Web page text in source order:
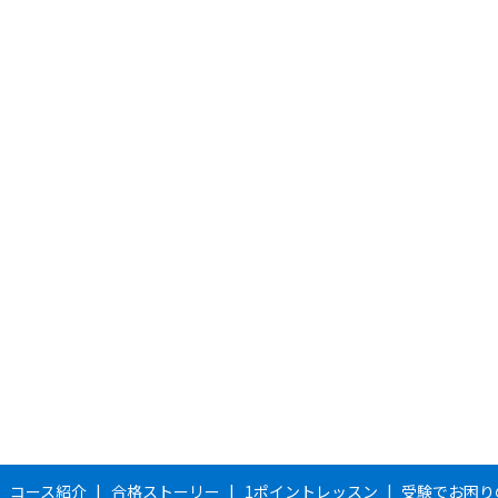
コース紹介 合格ストーリー 1ポイントレッスン 受験でお困